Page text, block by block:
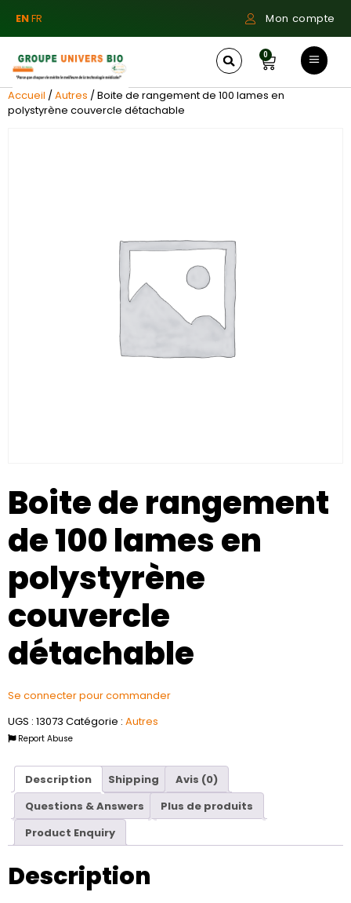
ENFR Mon compte
0
Accueil /Autres / Boite de rangement de 100 lames en
polystyrène couvercle détachable
Boite de rangement
de 100 lames en
polystyrène
couvercle
détachable
Se connecter pour commander
UGS : 13073 Catégorie : Autres
Report Abuse
Description Shipping
Avis (0)
Questions & Answers
Plus de produits
Product Enquiry
Description